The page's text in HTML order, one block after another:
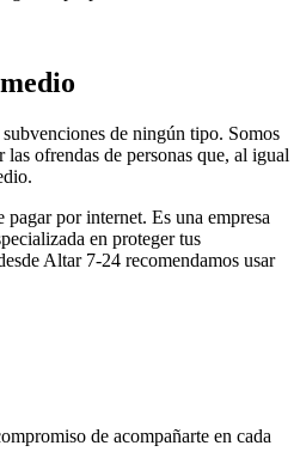
de ningún tipo. Somos
ofrendas de personas que, al igual
pagar por internet. Es una empresa
en proteger tus
Altar 7-24 recomendamos usar
de acompañarte en cada